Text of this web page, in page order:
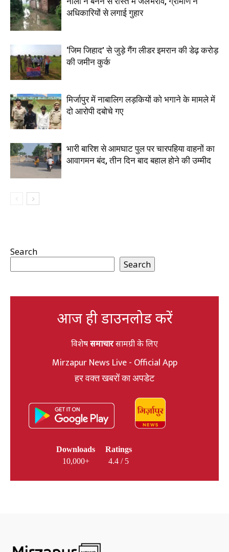
अधिकारियों से लगाई गुहार
‘जिम जिहाद’ से जुड़े गैंग लीडर इमरान की डेढ़ करोड़
की जमीन कुर्क
मिर्जापुर में नाबालिग लड़कियों को भगाने के मामले में
दो आरोपी दबोचे गए
भारी बारिश से आमघाट पुल पर चारपहिया वाहनों का
आवागमन बंद, तीन दिन बाद बहाल होने की उम्मीद
Search
Search
आज ही डाउनलोड करें
विशेषसमाचारसामग्री के लिए
Mirzapur News Live - Official App
हर वक्त खबरों का अपडेट
Downloads
10,000+
Ratings
4.4 / 5